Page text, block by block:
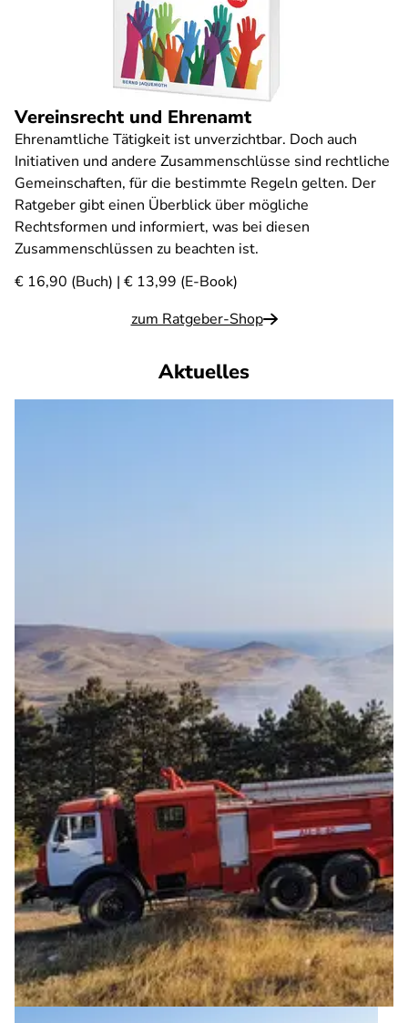
Vereinsrecht und Ehrenamt
Ehrenamtliche Tätigkeit ist unverzichtbar. Doch auch
Initiativen und andere Zusammenschlüsse sind rechtliche
Gemeinschaften, für die bestimmte Regeln gelten. Der
Ratgeber gibt einen Überblick über mögliche
Rechtsformen und informiert, was bei diesen
Zusammenschlüssen zu beachten ist.
€ 16,90 (Buch) | € 13,99 (E-Book)
zum Ratgeber-Shop
Aktuelles